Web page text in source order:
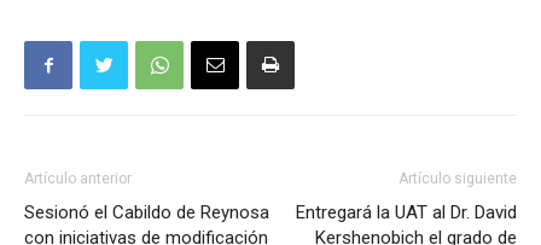
Artículo anterior
Sesionó el Cabildo de Reynosa
con iniciativas de modificación
Artículo siguiente
Entregará la UAT al Dr. David
Kershenobich el grado de